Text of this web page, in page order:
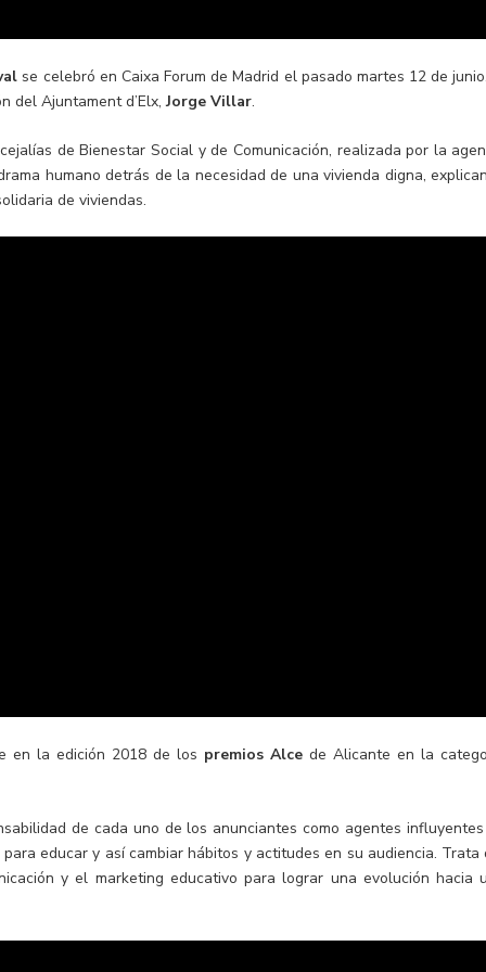
se celebró en Caixa Forum de Madrid el pasado martes 12 de
del Ajuntament d’Elx,Jorge Villar.
de Bienestar Social y de Comunicación, realizada por la
humano detrás de la necesidad de una vivienda digna,
de viviendas.
en la edición 2018 de los premios Alce de Alicante en la
de cada uno de los anunciantes como agentes influyentes
educar y así cambiar hábitos y actitudes en su audiencia. Trata
y el marketing educativo para lograr una evolución hacia